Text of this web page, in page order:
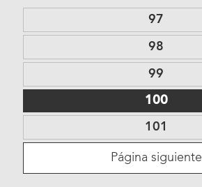
97
98
99
100
101
Página siguiente